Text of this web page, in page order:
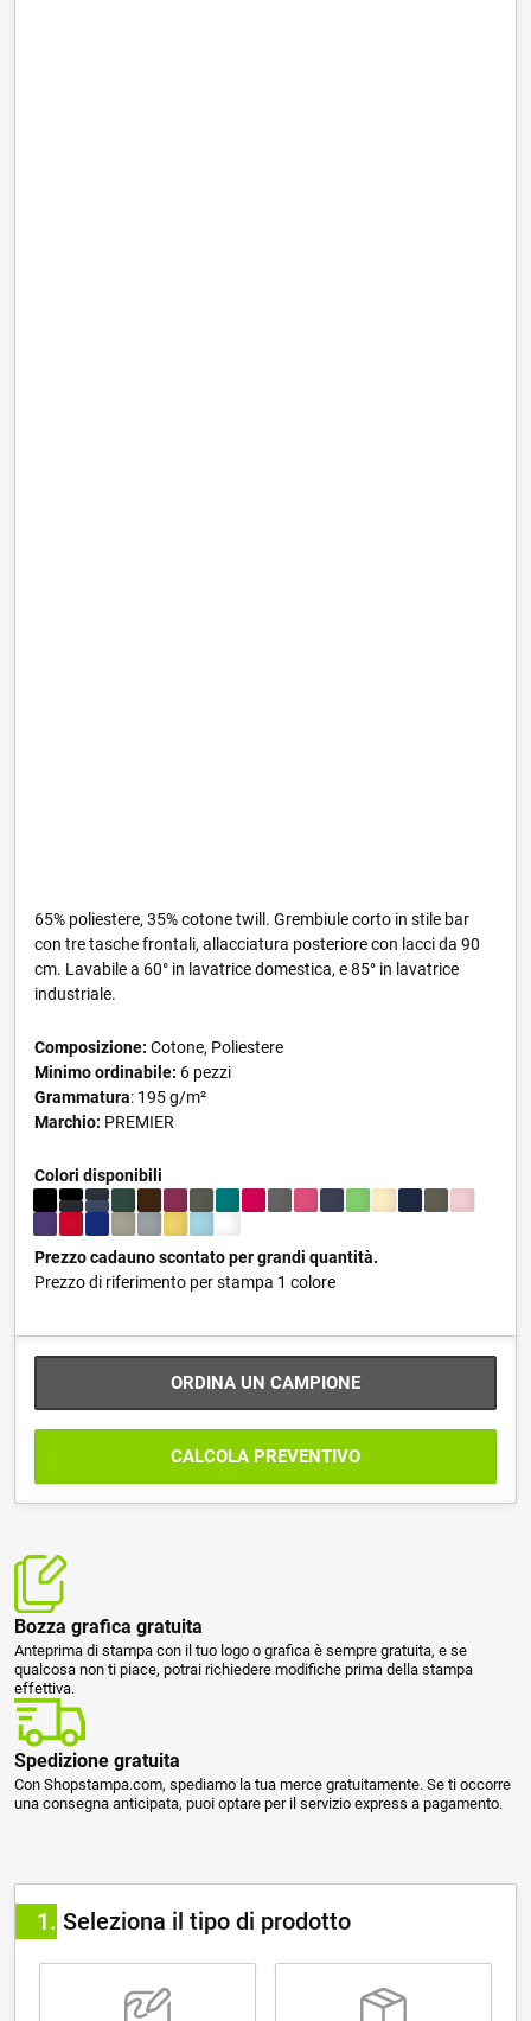
65% poliestere, 35% cotone twill. Grembiule corto in stile bar
con tre tasche frontali, allacciatura posteriore con lacci da 90
cm. Lavabile a 60° in lavatrice domestica, e 85° in lavatrice
industriale.
Composizione: Cotone, Poliestere
Minimo ordinabile: 6 pezzi
Grammatura: 195 g/m²
Marchio: PREMIER
Colori disponibili
Prezzo cadauno scontato per grandi quantità.
Prezzo di riferimento per stampa 1 colore
ORDINA UN CAMPIONE
CALCOLA PREVENTIVO
Bozza grafica gratuita
Anteprima di stampa con il tuo logo o grafica è sempre gratuita, e se
qualcosa non ti piace, potrai richiedere modifiche prima della stampa
effettiva.
Spedizione gratuita
Con Shopstampa.com, spediamo la tua merce gratuitamente. Se ti occorre
una consegna anticipata, puoi optare per il servizio express a pagamento.
1 Seleziona il tipo di prodotto